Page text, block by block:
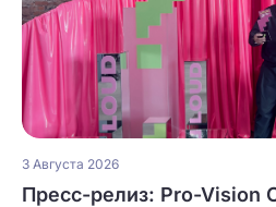
3 Августа 2026
Пресс-релиз: Pro-Vision